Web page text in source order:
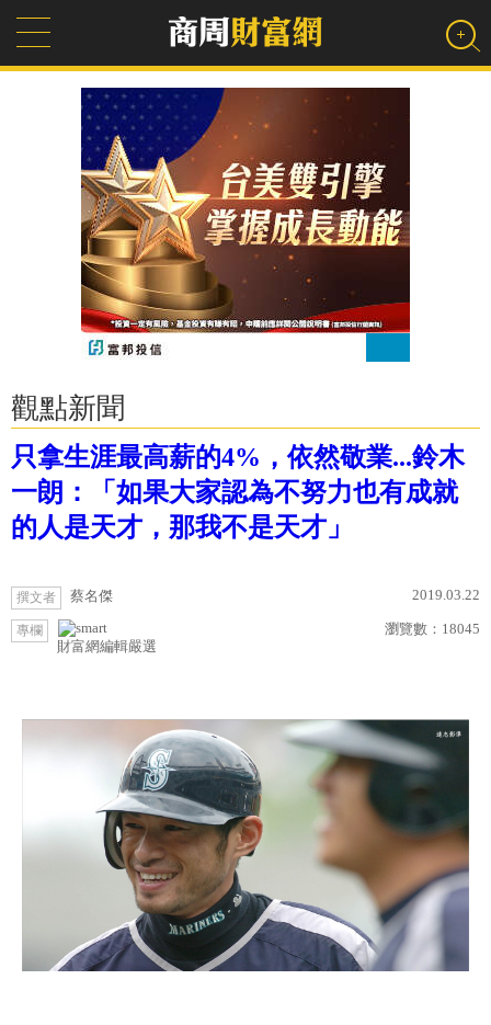
觀點新聞
只拿生涯最高薪的4%，依然敬業...鈴木
一朗：「如果大家認為不努力也有成就
的人是天才，那我不是天才」
撰文者 蔡名傑 2019.03.22
專欄
財富網編輯嚴選
瀏覽數： 18045